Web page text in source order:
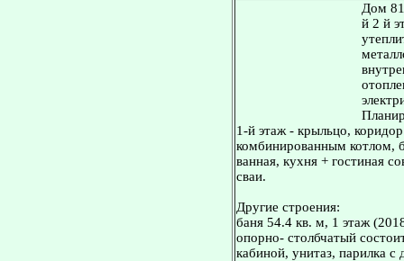
Дом
й 2 й
1-й этаж - крыльцо,
комбинированным котлом,
ванная, кухня + гостиная
сваи.
Другие строения:
баня 54.4 кв. м, 1 этаж
опорно- столбчатый
кабиной, унитаз, парилка с